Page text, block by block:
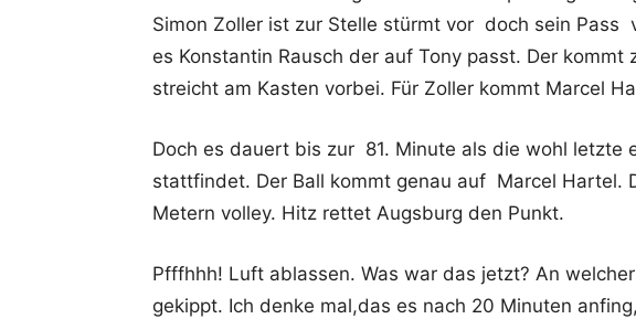
Simon Zoller ist zur Stelle stürmt vor doch sein
es Konstantin Rausch der auf Tony passt. Der kommt
streicht am Kasten vorbei. Für Zoller kommt Marcel
Doch es dauert bis zur 81. Minute als die wohl letzte
stattfindet. Der Ball kommt genau auf Marcel Hartel.
Metern volley. Hitz rettet Augsburg den Punkt.
Pfffhhh! Luft ablassen. Was war das jetzt? An
gekippt. Ich denke mal,das es nach 20 Minuten